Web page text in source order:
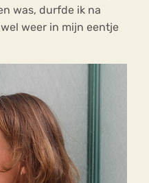
was, durfde ik na
weer in mijn eentje